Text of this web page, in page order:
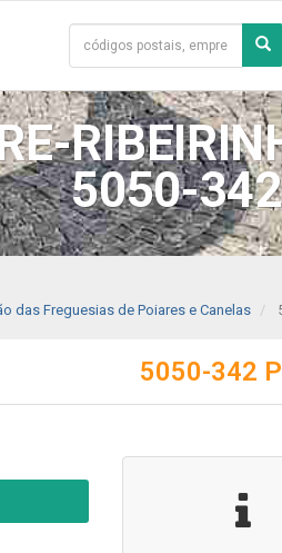
5050-342
das Freguesias de Poiares e Canelas
5050-342